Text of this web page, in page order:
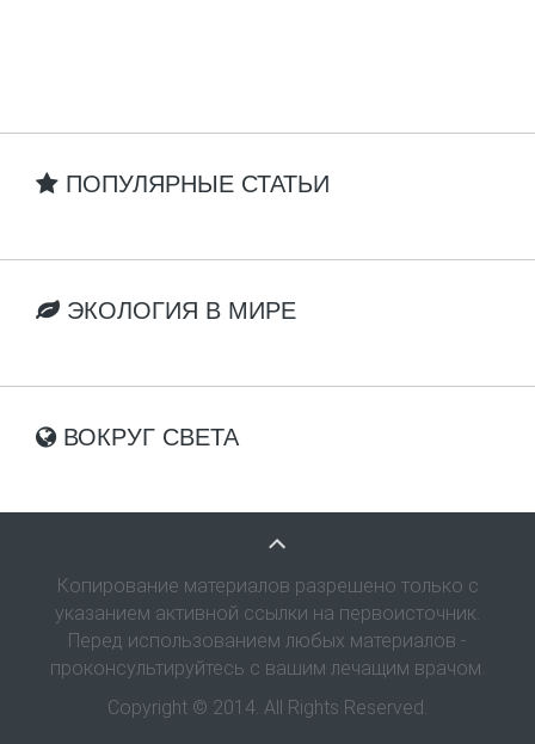
ПОПУЛЯРНЫЕ СТАТЬИ
ЭКОЛОГИЯ В МИРЕ
ВОКРУГ СВЕТА
Копирование материалов разрешено только с
указанием активной ссылки на первоисточник.
Перед использованием любых материалов -
проконсультируйтесь с вашим лечащим врачом.
Copyright © 2014. All Rights Reserved.